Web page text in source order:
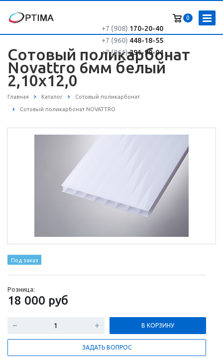
0
+7 (908) 170-20-40
+7 (960) 448-18-55
+7 (961)291-90-04
Сотовый поликарбонат
Novattro 6мм белый
2,10х12,0
Главная Каталог Сотовый поликарбонат
Сотовый поликарбонат NOVATTRO
Под заказ
Розница:
18 000 руб
В КОРЗИНУ
ЗАДАТЬ ВОПРОС